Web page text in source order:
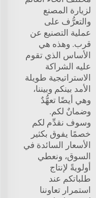
لزيارة المصنع
والتعرُّف على
عملية التصنيع عن
قرب. وهذه هي
الأساس الذي تقوم
عليه الشراكة
الاستراتيجية طويلة
الأمد بينكم وبيننا،
وهي أيضًا تعهُّدٌ
وضمانٌ لكم.
وسوف نقدِّم لكم
خصمًا يفوق بكثير
الأسعار السائدة في
السوق، ونعطي
أولويةً لإنتاج
طلباتكم عند
استمرار تعاوننا